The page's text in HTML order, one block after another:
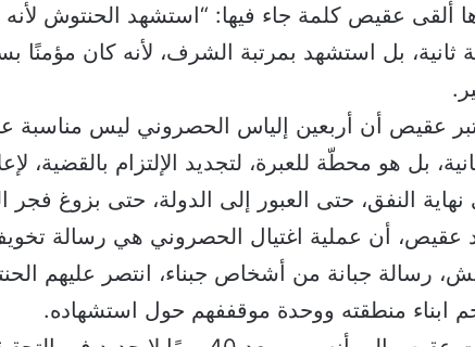
ألقى عقيص كلمة جاء فيها: “استشهد الحنتوش
ثانية، بل استشهد بمرتبة الشرف، لأنه كان مؤمنًا
عقيص أن أربعين إلياس الحصروني ليس مناسبة
بل هو محطّة للعبرة، لتجديد الإلتزام بالقضية،
النفق، حتى العبور إلى الدولة، حتى بزوغ فجر
عقيص، أن عملية اغتيال الحصروني هي رسالة
رسالة جبانة من أشخاص جبناء، انتصر عليهم
ابناء منطقته ووحدة موقففهم حول استشهاده.